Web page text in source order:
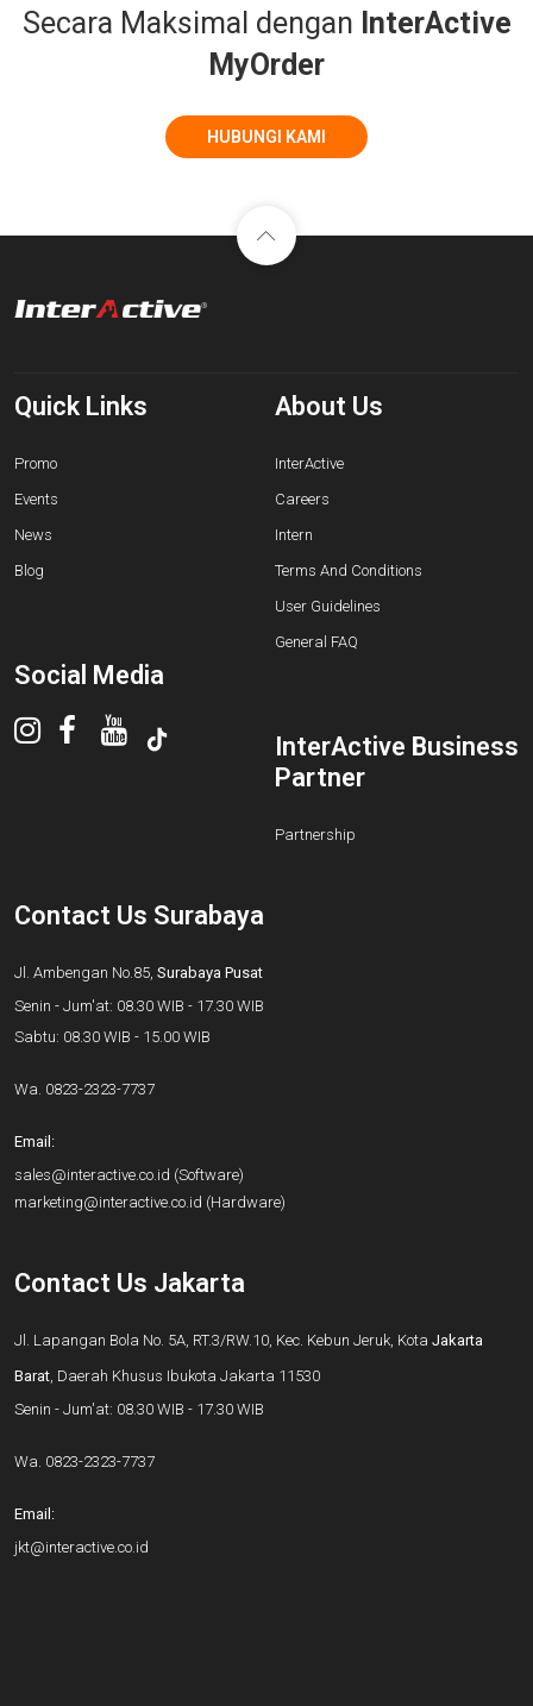
Secara Maksimal dengan InterActive
MyOrder
HUBUNGI KAMI
Quick Links
Promo
Events
News
Blog
Social Media
About Us
InterActive
Careers
Intern
Terms And Conditions
User Guidelines
General FAQ
InterActive Business
Partner
Partnership
Contact Us Surabaya
Jl. Ambengan No.85, Surabaya Pusat
Senin - Jum'at: 08.30 WIB - 17.30 WIB
Sabtu: 08.30 WIB - 15.00 WIB
Wa. 0823-2323-7737
Email:
sales@interactive.co.id (Software)
marketing@interactive.co.id (Hardware)
Contact Us Jakarta
Jl. Lapangan Bola No. 5A, RT.3/RW.10, Kec. Kebun Jeruk, Kota Jakarta
Barat, Daerah Khusus Ibukota Jakarta 11530
Senin - Jum'at: 08.30 WIB - 17.30 WIB
Wa. 0823-2323-7737
Email:
jkt@interactive.co.id